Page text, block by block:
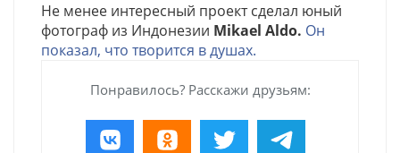
Не менее интересный проект сделал юный
фотограф из Индонезии Mikael Aldo. Он
показал, что творится в душах.
Понравилось? Расскажи друзьям: